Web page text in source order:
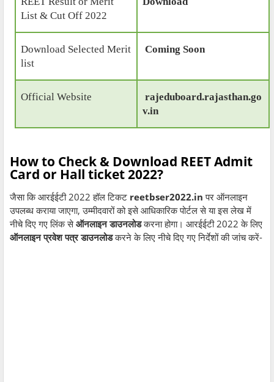
List & Cut Off 2022
Download Selected Merit
list
Coming Soon
Official Website
rajeduboard.rajasthan.go
v.in
How to Check & Download REET Admit
Card or Hall ticket 2022?
जैसा कि आरईईटी 2022 हॉल टिकट reetbser2022.inपर ऑनलाइन
उपलब्ध कराया जाएगा, उम्मीदवारों को इसे आधिकारिक पोर्टल से या इस लेख में
नीचे दिए गए लिंक सेऑनलाइन डाउनलोडकरना होगा। आरईईटी 2022 के लिए
ऑनलाइन प्रवेश पत्र डाउनलोडकरने के लिए नीचे दिए गए निर्देशों की जांच करें-